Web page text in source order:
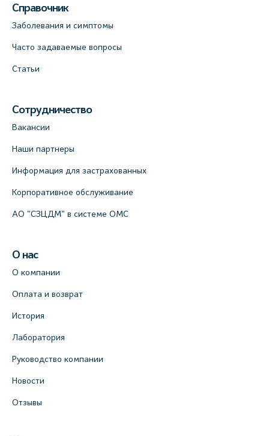
Справочник
Заболевания и симптомы
Часто задаваемые вопросы
Статьи
Сотрудничество
Вакансии
Наши партнеры
Информация для застрахованных
Корпоративное обслуживание
АО "СЗЦДМ" в системе ОМС
О нас
О компании
Оплата и возврат
История
Лаборатория
Руководство компании
Новости
Отзывы